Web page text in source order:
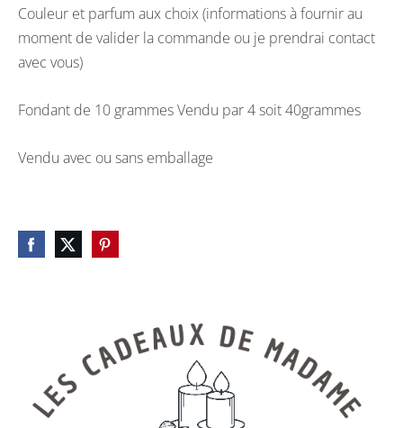
Couleur et parfum aux choix (informations à fournir au
moment de valider la commande ou je prendrai contact
avec vous)
Fondant de 10 grammes Vendu par 4 soit 40grammes
Vendu avec ou sans emballage